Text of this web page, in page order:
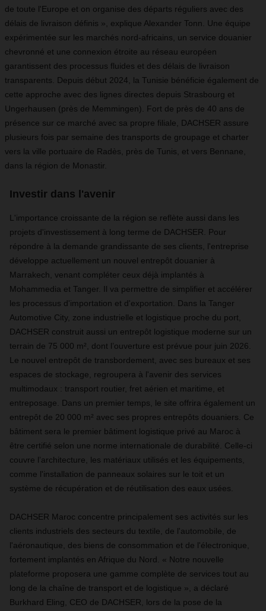
de toute l'Europe et on organise des départs réguliers avec des
délais de livraison définis », explique Alexander Tonn. Une équipe
expérimentée sur les marchés nord-africains, un service douanier
chevronné et une connexion étroite au réseau européen
garantissent des processus fluides et des délais de livraison
transparents. Depuis début 2024, la Tunisie bénéficie également de
cette approche avec des lignes directes depuis Strasbourg et
Ungerhausen (près de Memmingen). Fort de près de 40 ans de
présence sur ce marché avec sa propre filiale, DACHSER assure
plusieurs fois par semaine des transports de groupage et charter
vers la ville portuaire de Radès, près de Tunis, et vers Bennane,
dans la région de Monastir.
Investir dans l'avenir
L'importance croissante de la région se reflète aussi dans les
projets d'investissement à long terme de DACHSER. Pour
répondre à la demande grandissante de ses clients, l'entreprise
développe actuellement un nouvel entrepôt douanier à
Marrakech, venant compléter ceux déjà implantés à
Mohammedia et Tanger. Il va permettre de simplifier et accélérer
les processus d'importation et d'exportation. Dans la Tanger
Automotive City, zone industrielle et logistique proche du port,
DACHSER construit aussi un entrepôt logistique moderne sur un
terrain de 75 000 m², dont l’ouverture est prévue pour juin 2026.
Le nouvel entrepôt de transbordement, avec ses bureaux et ses
espaces de stockage, regroupera à l'avenir des services
multimodaux : transport routier, fret aérien et maritime, et
entreposage. Dans un premier temps, le site offrira également un
entrepôt de 20 000 m² avec ses propres entrepôts douaniers. Ce
bâtiment sera le premier bâtiment logistique privé au Maroc à
être certifié selon une norme internationale de durabilité. Celle-ci
couvre l’architecture, les matériaux utilisés et les équipements,
comme l'installation de panneaux solaires sur le toit et un
système de récupération et de réutilisation des eaux usées.
DACHSER Maroc concentre principalement ses activités sur les
clients industriels des secteurs du textile, de l'automobile, de
l'aéronautique, des biens de consommation et de l'électronique,
fortement implantés en Afrique du Nord. « Notre nouvelle
plateforme proposera une gamme complète de services tout au
long de la chaîne de transport et de logistique », a déclaré
Burkhard Eling, CEO de DACHSER, lors de la pose de la